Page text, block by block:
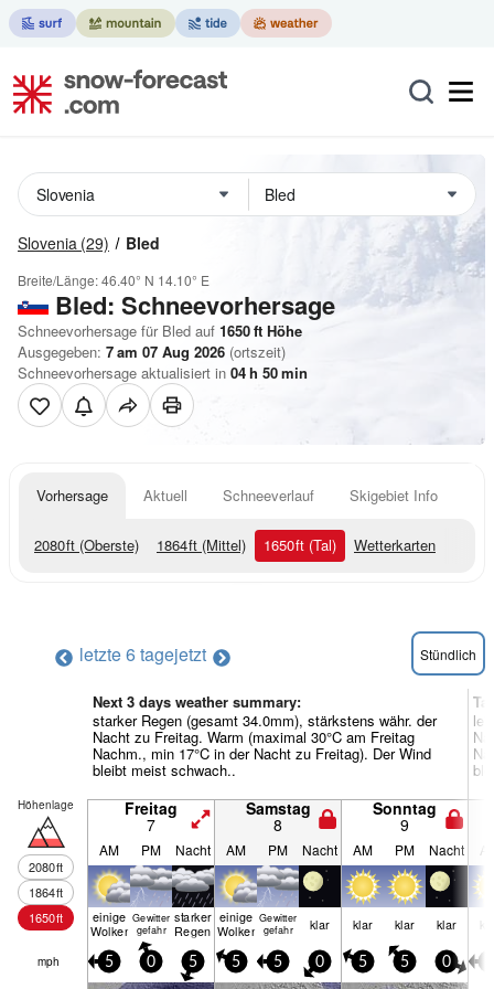
Slovenia (29) Bled
Breite/Länge:46.40° N 14.10° E
Bled: Schneevorhersage
Schneevorhersage für Bled auf 1650ft Höhe
Ausgegeben: 7 am 07 Aug 2026 (ortszeit)
Schneevorhersage aktualisiert in 04h 50min
Vorhersage Aktuell Schneeverlauf Skigebiet Info
2080ft (Oberste) 1864ft (Mittel) 1650ft (Tal) Wetterkarten
letzte 6 tagejetzt Stündlich
Next 3 days weather summary:
starker Regen (gesamt 34.0mm), stärkstens währ. der
Nacht zu Freitag. Warm (maximal 30°C am Freitag
Nachm., min 17°C in der Nacht zu Freitag). Der Wind
bleibt meist schwach..
Höhenlage
2080ft
1864ft
1650ft
Freitag
7
Samstag
8
Sonntag
9
AM PM Nacht AM PM Nacht AM PM Nacht
einige
Wolken
Gewitter
gefahr
starker
Regen
einige
Wolken
Gewitter
gefahr
klar klar klar klar
mph 5 0 5 5 5 0 5 5 0